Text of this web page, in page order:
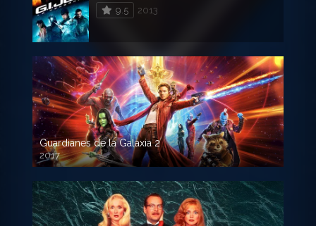
9.5
2013
Guardianes de la Galaxia 2
2017
720p HD